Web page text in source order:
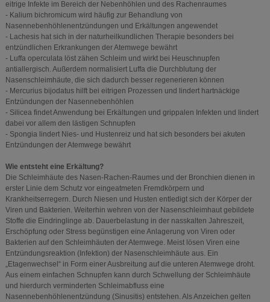
eitrige Infekte im Bereich der Nebenhöhlen und des Rachenraumes
- Kalium bichromicum wird häufig zur Behandlung von
Nasennebenhöhlenentzündungen und Erkältungen angewendet
- Lachesis hat sich in der naturheilkundlichen Therapie besonders bei
entzündlichen Erkrankungen der Atemwege bewährt
- Luffa operculata löst zähen Schleim und wirkt bei Heuschnupfen
antiallergisch. Außerdem normalisiert Luffa die Durchblutung der
Nasenschleimhäute, die sich dadurch besser regenerieren können
- Mercurius bijodatus hilft bei eitrigen Prozessen und lindert hartnäckige
Entzündungen der Nasennebenhöhlen
- Silicea findet Anwendung bei Erkältungen und grippalen Infekten und lindert
dabei vor allem den lästigen Schnupfen
- Spongia lindert Nies- und Hustenreiz und hat sich besonders bei akuten
Entzündungen der Atemwege bewährt
Wie entsteht eine Erkältung?
Die Schleimhäute des Nasen-Rachen-Raumes und der Bronchien dienen in
erster Linie dem Schutz vor eingeatmeten Fremdkörpern und
Krankheitserregern. Durch Niesen und Husten entledigt sich der Körper der
Viren und Bakterien. Weiterhin wehren von der Nasenschleimhaut gebildete
Stoffe die Eindringlinge ab. Dauerbelastung in der nasskalten Jahreszeit,
Erschöpfung oder Stress begünstigen eine Anlagerung von Viren oder
Bakterien auf den Schleimhäuten der Atemwege. Meist lösen Viren eine
Entzündungsreaktion (Infektion) der Nasenschleimhäute aus. Ein
„Etagenwechsel“ in Form einer Ausbreitung auf die unteren Atemwege droht.
Aus einem einfachen Schnupfen kann durch Schwellung der Schleimhäute
und hierdurch verminderten Schleimabfluss eine
Nasennebenhöhlenentzündung (Sinusitis) entstehen. Als Anzeichen gelten